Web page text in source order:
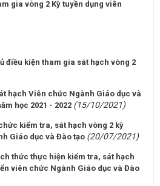
gia vòng 2 Kỳ tuyền dụng viên
điều kiện tham gia sát hạch vòng 2
hạch Viên chức Ngành Giáo dục và
học 2021 - 2022 (15/10/2021)
kiểm tra, sát hạch vòng 2 kỳ
Giáo dục và Đào tạo (20/07/2021)
thức thực hiện kiểm tra, sát hạch
viên chức Ngành Giáo dục và Đào